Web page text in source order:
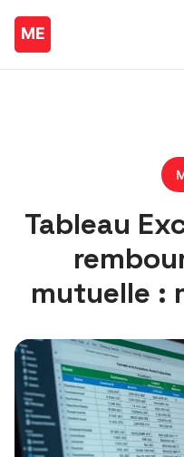
Tableau
mutuelle :